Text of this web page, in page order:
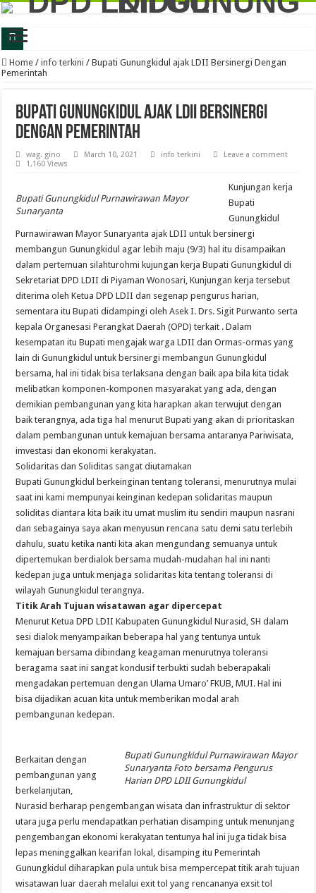
Latih Jiwa Kritis dan Problem Solving, Generus LDII Gunungkidul Gelar FGD
LDII Gunungkidul dan Kejari Perkuat Sinergi, Kesadaran Hukum Jadi Bekal
LDII Gunungkidul Gandeng DLH, Siapkan Gerakan Bakti untuk Negeri 2026
LDII Gunungkidul Ambil Bagian dalam Gerakan Jumat Bersih, Dorong
LDII Gunungkidul dan BSI Jalin Kerjasama, Perkuat Ekosistem Ekonomi
Generus Gunungkidul Ukir Prestasi Nasional, Alfan Fadillah Buktikan Kuliah
FGD LDII Gunungkidul Kupas Psikologi Anak dan Remaja, Perkuat Strategi
LDII Gunungkidul Ikuti Aksi Bersih-Bersih Sampah Memperingati Hari
Home / info terkini / Bupati Gunungkidul ajak LDII Bersinergi Dengan
Pemerintah
Bupati Gunungkidul ajak LDII Bersinergi
Dengan Pemerintah
wag. gino March 10, 2021 info terkini
Leave a comment
1,160 Views
Bupati Gunungkidul Purnawirawan Mayor
Sunaryanta
Kunjungan kerja
Bupati
Gunungkidul
Purnawirawan Mayor Sunaryanta ajak LDII untuk bersinergi
membangun Gunungkidul agar lebih maju (9/3) hal itu disampaikan
dalam pertemuan silahturohmi kujungan kerja Bupati Gunungkidul di
Sekretariat DPD LDII di Piyaman Wonosari, Kunjungan kerja tersebut
diterima oleh Ketua DPD LDII dan segenap pengurus harian,
sementara itu Bupati didampingi oleh Asek I. Drs. Sigit Purwanto serta
kepala Organesasi Perangkat Daerah (OPD) terkait . Dalam
kesempatan itu Bupati mengajak warga LDII dan Ormas-ormas yang
lain di Gunungkidul untuk bersinergi membangun Gunungkidul
bersama, hal ini tidak bisa terlaksana dengan baik apa bila kita tidak
melibatkan komponen-komponen masyarakat yang ada, dengan
demikian pembangunan yang kita harapkan akan terwujut dengan
baik terangnya, ada tiga hal menurut Bupati yang akan di prioritaskan
dalam pembangunan untuk kemajuan bersama antaranya Pariwisata,
imvestasi dan ekonomi kerakyatan.
Solidaritas dan Soliditas sangat diutamakan
Bupati Gunungkidul berkeinginan tentang toleransi, menurutnya mulai
saat ini kami mempunyai keinginan kedepan solidaritas maupun
soliditas diantara kita baik itu umat muslim itu sendiri maupun nasrani
dan sebagainya saya akan menyusun rencana satu demi satu terlebih
dahulu, suatu ketika nanti kita akan mengundang semuanya untuk
dipertemukan berdialok bersama mudah-mudahan hal ini nanti
kedepan juga untuk menjaga solidaritas kita tentang toleransi di
wilayah Gunungkidul terangnya.
Titik Arah Tujuan wisatawan agar dipercepat
Menurut Ketua DPD LDII Kabupaten Gunungkidul Nurasid, SH dalam
sesi dialok menyampaikan beberapa hal yang tentunya untuk
kemajuan bersama dibindang keagaman menurutnya toleransi
beragama saat ini sangat kondusif terbukti sudah beberapakali
mengadakan pertemuan dengan Ulama Umaro’ FKUB, MUI. Hal ini
bisa dijadikan acuan kita untuk memberikan modal arah
pembangunan kedepan.
Bupati Gunungkidul Purnawirawan Mayor
Sunaryanta Foto bersama Pengurus
Harian DPD LDII Gunungkidul
Berkaitan dengan
pembangunan yang
berkelanjutan,
Nurasid berharap pengembangan wisata dan infrastruktur di sektor
utara juga perlu mendapatkan perhatian disamping untuk menunjang
pengembangan ekonomi kerakyatan tentunya hal ini juga tidak bisa
lepas meninggalkan kearifan lokal, disamping itu Pemerintah
Gunungkidul diharapkan pula untuk bisa mempercepat titik arah tujuan
wisatawan luar daerah melalui exit tol yang rencananya exsit tol